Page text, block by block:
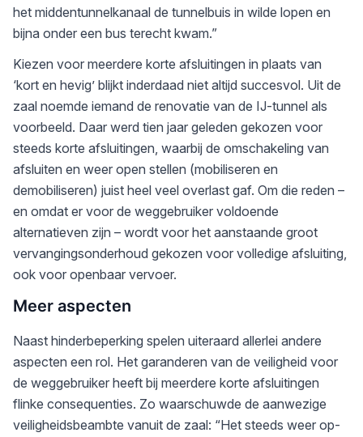
het middentunnelkanaal de tunnelbuis in wilde lopen en
bijna onder een bus terecht kwam.”
Kiezen voor meerdere korte afsluitingen in plaats van
‘kort en hevig’ blijkt inderdaad niet altijd succesvol. Uit de
zaal noemde iemand de renovatie van de IJ-tunnel als
voorbeeld. Daar werd tien jaar geleden gekozen voor
steeds korte afsluitingen, waarbij de omschakeling van
afsluiten en weer open stellen (mobiliseren en
demobiliseren) juist heel veel overlast gaf. Om die reden –
en omdat er voor de weggebruiker voldoende
alternatieven zijn – wordt voor het aanstaande groot
vervangingsonderhoud gekozen voor volledige afsluiting,
ook voor openbaar vervoer.
Meer aspecten
Naast hinderbeperking spelen uiteraard allerlei andere
aspecten een rol. Het garanderen van de veiligheid voor
de weggebruiker heeft bij meerdere korte afsluitingen
flinke consequenties. Zo waarschuwde de aanwezige
veiligheidsbeambte vanuit de zaal: “Het steeds weer op-